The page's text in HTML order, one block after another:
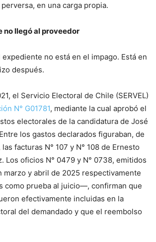
en una carga propia.
no llegó al proveedor
expediente no está en el impago. Está en
después.
el Servicio Electoral de Chile (SERVEL)
N° G01781, mediante la cual aprobó el
electorales de la candidatura de José
los gastos declarados figuraban, de
facturas N° 107 y N° 108 de Ernesto
Los oficios N° 0479 y N° 0738, emitidos
marzo y abril de 2025 respectivamente
como prueba al juicio—, confirman que
efectivamente incluidas en la
del demandado y que el reembolso